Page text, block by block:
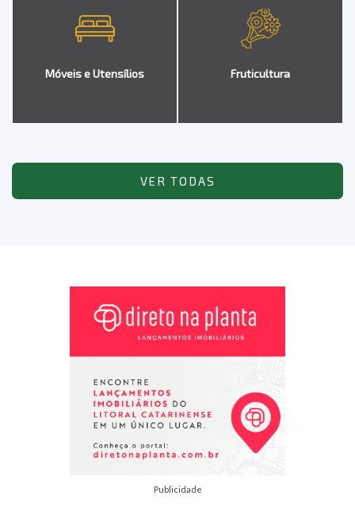
Móveis e Utensílios Fruticultura
VER TODAS
Publicidade